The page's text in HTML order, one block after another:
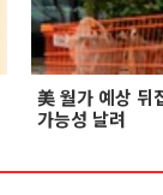
美 월가 예상
가능성 날려